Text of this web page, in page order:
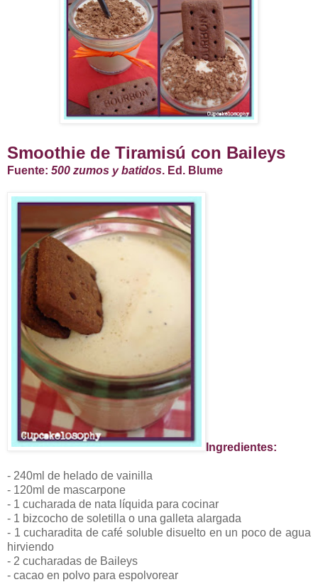
Smoothie de Tiramisú con Baileys
Fuente: 500 zumos y batidos. Ed. Blume
Ingredientes:
- 240ml de helado de vainilla
- 120ml de mascarpone
- 1 cucharada de nata líquida para cocinar
- 1 bizcocho de soletilla o una galleta alargada
- 1 cucharadita de café soluble disuelto en un poco de agua
hirviendo
- 2 cucharadas de Baileys
- cacao en polvo para espolvorear